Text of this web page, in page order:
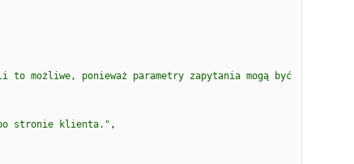
to możliwe, ponieważ parametry zapytania mogą być
po stronie klienta." ,